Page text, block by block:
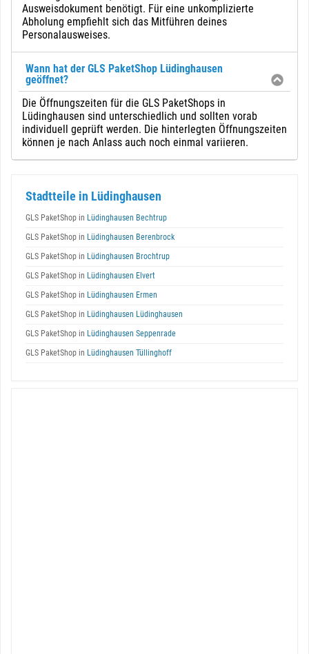
Ausweisdokument benötigt. Für eine unkomplizierte
Abholung empfiehlt sich das Mitführen deines
Personalausweises.
Wann hat der GLS PaketShop Lüdinghausen
geöffnet?
Die Öffnungszeiten für die GLS PaketShops in
Lüdinghausen sind unterschiedlich und sollten vorab
individuell geprüft werden. Die hinterlegten Öffnungszeiten
können je nach Anlass auch noch einmal variieren.
Stadtteile in Lüdinghausen
GLS PaketShop in Lüdinghausen Bechtrup
GLS PaketShop in Lüdinghausen Berenbrock
GLS PaketShop in Lüdinghausen Brochtrup
GLS PaketShop in Lüdinghausen Elvert
GLS PaketShop in Lüdinghausen Ermen
GLS PaketShop in Lüdinghausen Lüdinghausen
GLS PaketShop in Lüdinghausen Seppenrade
GLS PaketShop in Lüdinghausen Tüllinghoff